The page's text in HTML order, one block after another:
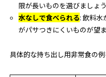
限が長いものを選びましょう
水なしで食べられる: 飲料水
がパサつきにくいものが望ま
具体的な持ち出し用非常食の例